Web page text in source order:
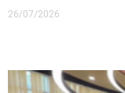
26/07/2026